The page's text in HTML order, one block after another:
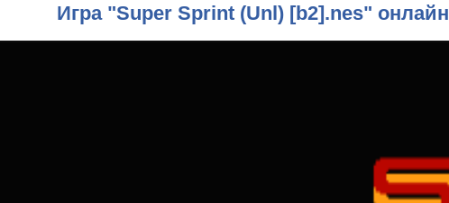
Игра "Super Sprint (Unl) [b2].nes" онлайн